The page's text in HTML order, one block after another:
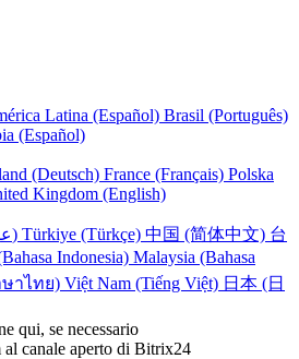
Latina (Español) Brasil (Português)
(Español)
(Deutsch) France (Français) Polska
Kingdom (English)
UAE (عربي) Türkiye (Türkçe) 中国 (简体中文) 台
Indonesia) Malaysia (Bahasa
าไทย) Việt Nam (Tiếng Việt) 日本 (日
qui, se necessario
al canale aperto di Bitrix24